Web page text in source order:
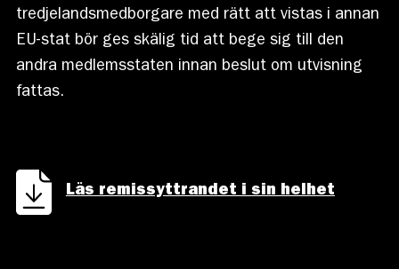
tredjelandsmedborgare med rätt att vistas i annan
EU-stat bör ges skälig tid att bege sig till den
andra medlemsstaten innan beslut om utvisning
fattas.
Läs remissyttrandet i sin helhet